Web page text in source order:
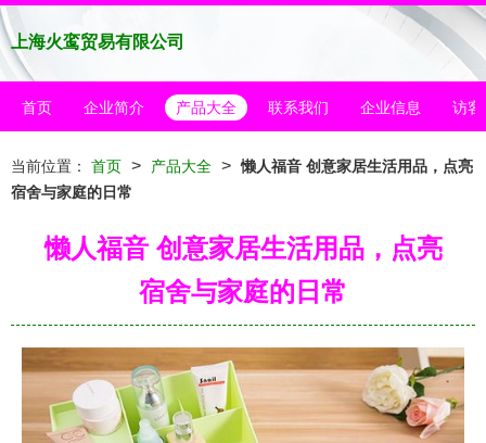
上海火鸾贸易有限公司
首页 企业简介 产品大全 联系我们 企业信息 访客
当前位置： 首页 > 产品大全 > 懒人福音 创意家居生活用品，点亮
宿舍与家庭的日常
懒人福音 创意家居生活用品，点亮
宿舍与家庭的日常